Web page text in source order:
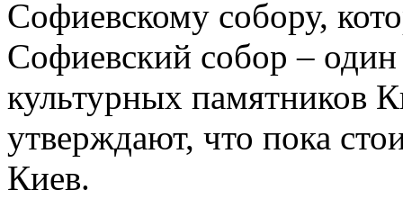
Софиевскому собору,
Софиевский собор –
культурных памятников
утверждают, что пока
Киев.